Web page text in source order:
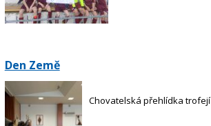
Den Země
Chovatelská přehlídka trofejí